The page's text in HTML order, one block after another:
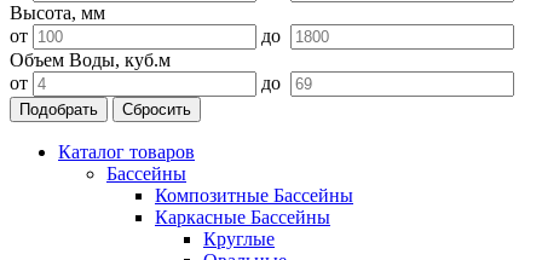
Высота, мм
от
до
Объем Воды, куб.м
от
до
Подобрать Сбросить
Каталог товаров
Бассейны
Композитные Бассейны
Каркасные Бассейны
Круглые